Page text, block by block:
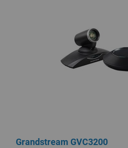
Grandstream GVC3200